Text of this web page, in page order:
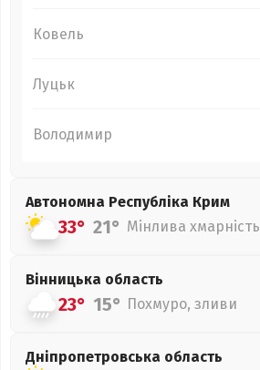
Ковель
Луцьк
Володимир
Автономна Республіка Крим
33° 21° Мінлива хмарність
Вінницька область
23° 15° Похмуро, зливи
Дніпропетровська область